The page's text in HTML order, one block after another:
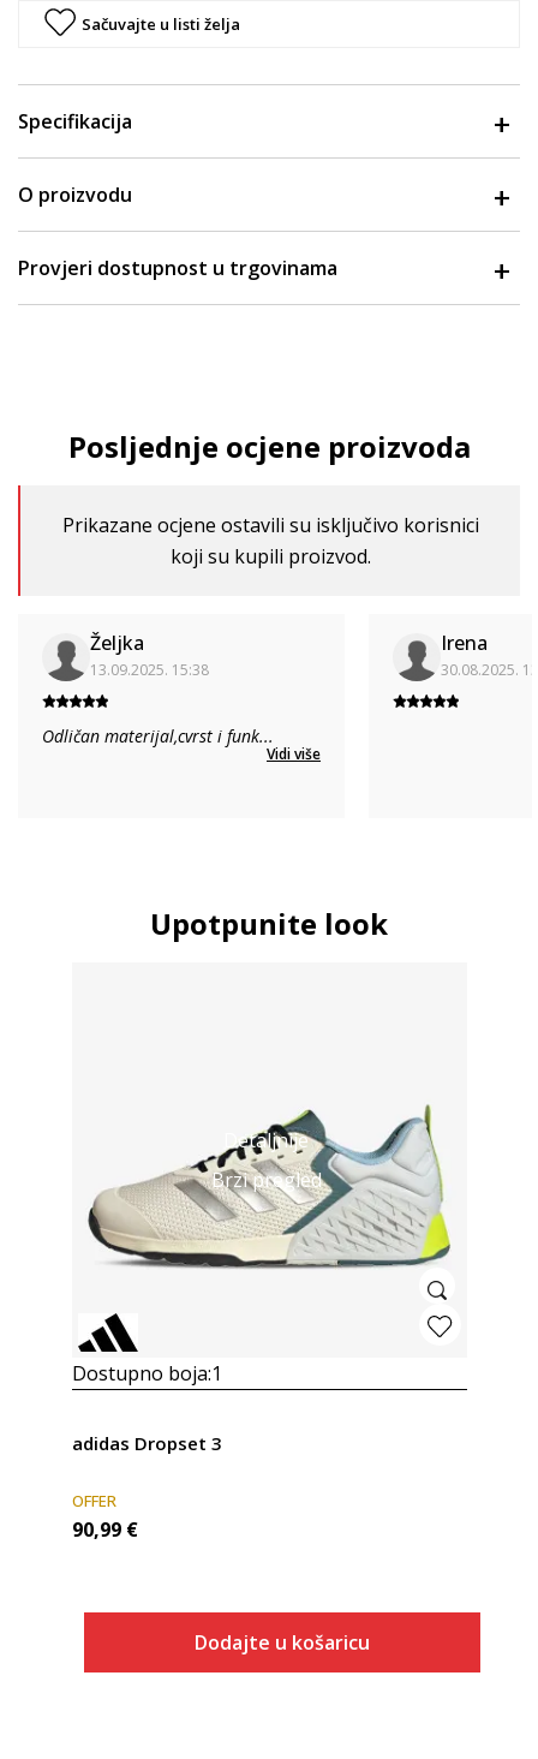
Sačuvajte u listi želja
Specifikacija
O proizvodu
Provjeri dostupnost u trgovinama
Posljednje ocjene proizvoda
Prikazane ocjene ostavili su isključivo korisnici
koji su kupili proizvod.
Željka
13.09.2025. 15:38
Odličan materijal,cvrst i funk...
Vidi više
Irena
30.08.2025.
Upotpunite look
Detaljnije
Brzi pregled
Dostupno boja:1
adidas Dropset 3
OFFER
90,99 €
Dodajte u košaricu